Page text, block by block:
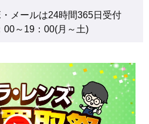
メールは24時間365日受付
00～19：00(月～土)